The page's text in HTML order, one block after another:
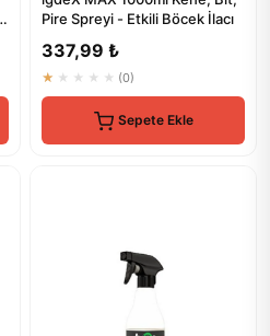
Pire Spreyi - Etkili Böcek İlacı
337,99 ₺
★★★★★ (0)
Sepete Ekle